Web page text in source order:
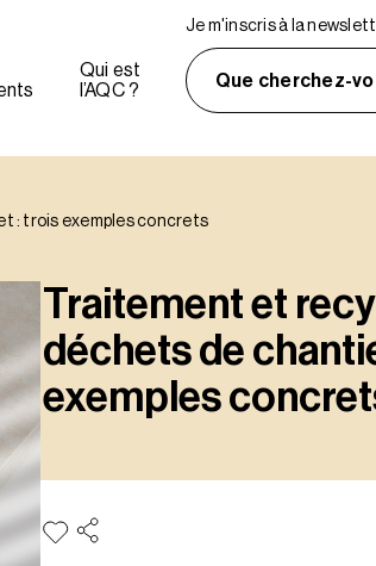
Qui est
l’AQC ?
Je m'inscris à la
Que cherchez-
: trois exemples concrets
Traitement et
déchets de
exemples